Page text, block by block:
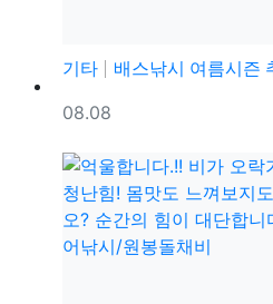
기타
배스낚시 여름시즌
등록일
08.08